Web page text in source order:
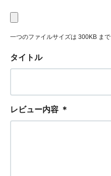
一つのファイルサイズは 300KB まで
タイトル
レビュー内容 ＊